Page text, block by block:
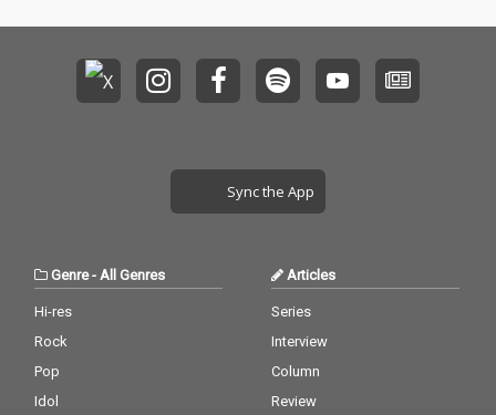
Sync the App
Genre- All Genres
Hi-res
Rock
Pop
Idol
Articles
Series
Interview
Column
Review